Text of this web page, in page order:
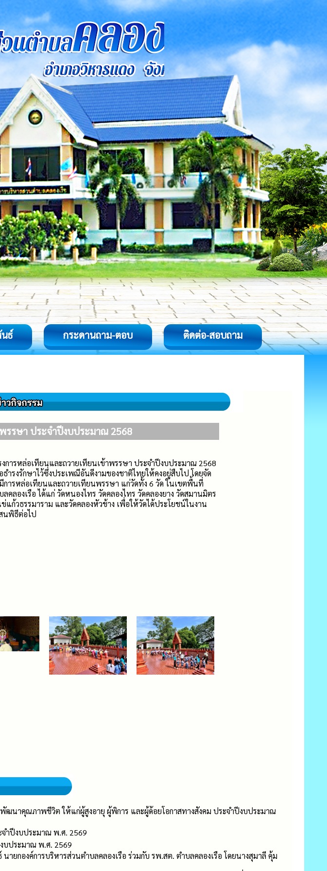
ธ์ กระดานถาม-ตอบ ติดต่อ-สอบถาม
รรษา ประจำปีงบประมาณ 2568
งการหล่อเทียนและถวายเทียนเข้าพรรษา ประจำปีงบประมาณ 2568
ธำรงรักษาไว้ซึ่งประเพณีอันดีงามของชาติไทยให้คงอยู่สืบไป โดยจัด
การหล่อเทียนและถวายเทียนพรรษา แก่วัดทั้ง 6 วัด ในเขตพื้นที่
ลคลองเรือ ได้แก่ วัดหนองไทร วัดคลองไทร วัดคลองยาง วัดสมานมิตร
ข่แก้วธรรมาราม และวัดคลองหัวช้าง เพื่อให้วัดได้ประโยชน์ในงาน
นพิธีต่อไป
ฒนาคุณภาพชีวิต ให้แก่ผู้สูงอายุ ผู้พิการ และผู้ด้อยโอกาสทางสังคม ประจำปีงบประมาณ
จำปีงบประมาณ พ.ศ. 2569
บประมาณ พ.ศ. 2569
กองค์การบริหารส่วนตำบลคลองเรือ ร่วมกับ รพ.สต. ตำบลคลองเรือ โดยนางสุมาลี คุ้ม